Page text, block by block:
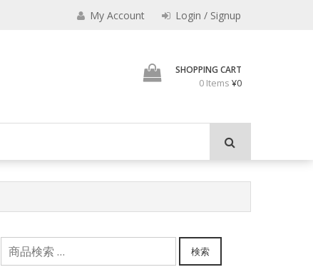
加藤茶の缶詰
My Account Login / Signup
SHOPPING CART
0 Items ¥0
検
索
検索